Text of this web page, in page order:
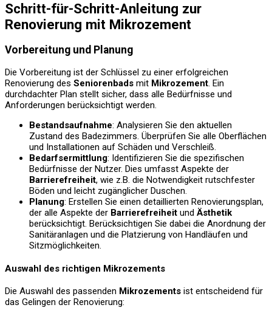
Schritt-für-Schritt-Anleitung zur
Renovierung mit Mikrozement
Vorbereitung und Planung
Die Vorbereitung ist der Schlüssel zu einer erfolgreichen
Renovierung des Seniorenbads mit Mikrozement . Ein
durchdachter Plan stellt sicher, dass alle Bedürfnisse und
Anforderungen berücksichtigt werden.
Bestandsaufnahme: Analysieren Sie den aktuellen
Zustand des Badezimmers. Überprüfen Sie alle Oberflächen
und Installationen auf Schäden und Verschleiß.
Bedarfsermittlung: Identifizieren Sie die spezifischen
Bedürfnisse der Nutzer. Dies umfasst Aspekte der
Barrierefreiheit, wie z.B. die Notwendigkeit rutschfester
Böden und leicht zugänglicher Duschen.
Planung: Erstellen Sie einen detaillierten Renovierungsplan,
der alle Aspekte der Barrierefreiheit und Ästhetik
berücksichtigt. Berücksichtigen Sie dabei die Anordnung der
Sanitäranlagen und die Platzierung von Handläufen und
Sitzmöglichkeiten.
Auswahl des richtigen Mikrozements
Die Auswahl des passenden Mikrozements ist entscheidend für
das Gelingen der Renovierung: